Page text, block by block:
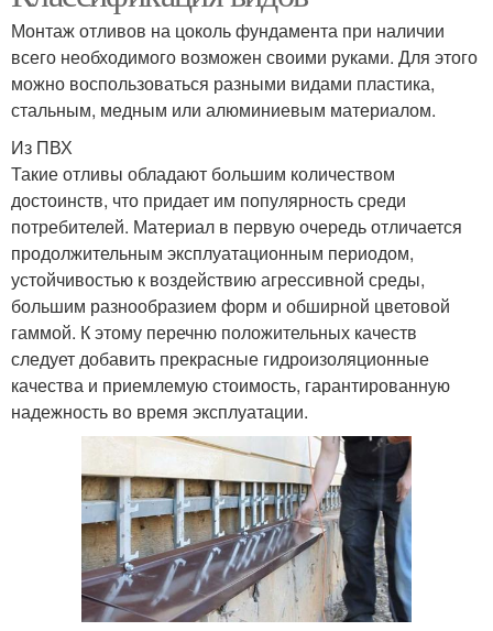
Монтаж отливов на цоколь фундамента при наличии
всего необходимого возможен своими руками. Для этого
можно воспользоваться разными видами пластика,
стальным, медным или алюминиевым материалом.
Из ПВХ
Такие отливы обладают большим количеством
достоинств, что придает им популярность среди
потребителей. Материал в первую очередь отличается
продолжительным эксплуатационным периодом,
устойчивостью к воздействию агрессивной среды,
большим разнообразием форм и обширной цветовой
гаммой. К этому перечню положительных качеств
следует добавить прекрасные гидроизоляционные
качества и приемлемую стоимость, гарантированную
надежность во время эксплуатации.